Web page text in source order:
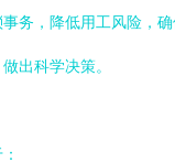
务，降低用工风险，
出科学决策。